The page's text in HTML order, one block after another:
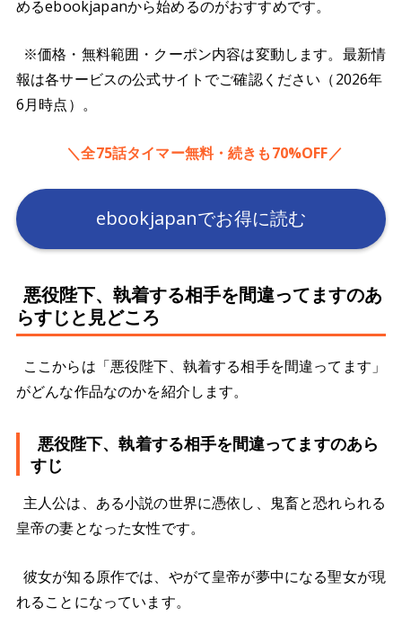
めるebookjapanから始めるのがおすすめです。
※価格・無料範囲・クーポン内容は変動します。最新情
報は各サービスの公式サイトでご確認ください（2026年
6月時点）。
＼全75話タイマー無料・続きも70%OFF／
ebookjapanでお得に読む
悪役陛下、執着する相手を間違ってますのあ
らすじと見どころ
ここからは「悪役陛下、執着する相手を間違ってます」
がどんな作品なのかを紹介します。
悪役陛下、執着する相手を間違ってますのあら
すじ
主人公は、ある小説の世界に憑依し、鬼畜と恐れられる
皇帝の妻となった女性です。
彼女が知る原作では、やがて皇帝が夢中になる聖女が現
れることになっています。